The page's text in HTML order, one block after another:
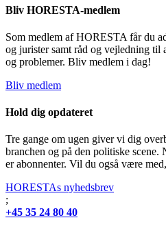
Bliv HORESTA-medlem
Som medlem af HORESTA får du
og jurister samt råd og vejledning til
og problemer. Bliv medlem i dag!
Bliv medlem
Hold dig opdateret
Tre gange om ugen giver vi dig
branchen og på den politiske
er abonnenter. Vil du også være
HORESTAs nyhedsbrev
;
+45 35 24 80 40